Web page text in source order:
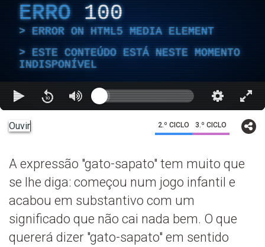
ERRO 100
ERROR ON HTML5 MEDIA ELEMENT
ESTE CONTEÚDO ESTÁ NESTE MOMENTO
INDISPONÍVEL
Ouvir 2.º CICLO 3.º CICLO
A expressão "gato-sapato" tem muito que
se lhe diga: começou num jogo infantil e
acabou em substantivo com um
significado que não cai nada bem. O que
quererá dizer "gato-sapato" em sentido